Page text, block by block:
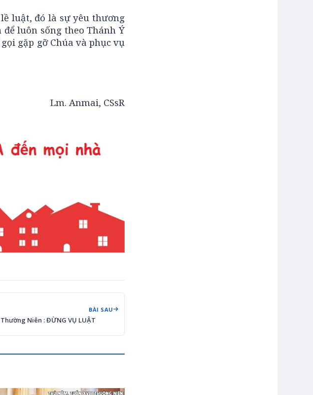
luật, đó là sự yêu thương
luôn sống theo Thánh Ý
gặp gỡ Chúa và phục vụ
Lm. Anmai, CSsR
BÀI SAU
Niên : ĐỪNG VỤ LUẬT